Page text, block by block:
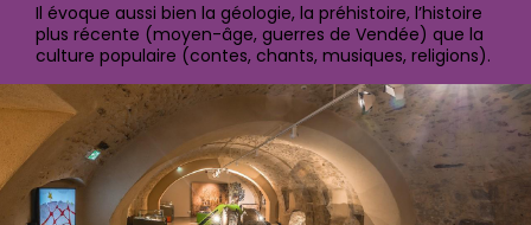
Il évoque aussi bien la géologie, la préhistoire, l’histoire
plus récente (moyen-âge, guerres de Vendée) que la
culture populaire (contes, chants, musiques, religions).